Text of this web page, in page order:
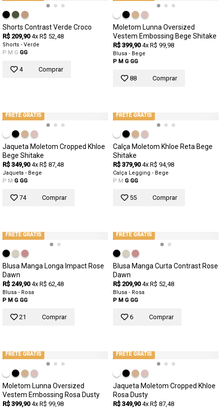
Shorts Contrast Verde Croco
R$ 209,90 4x R$ 52,48
Shorts - Verde
P M G GG
4 Comprar
Moletom Lunna Oversized
Vestem Embossing Bege Shitake
R$ 399,90 4x R$ 99,98
Blusa - Bege
P M G GG
88 Comprar
FRETE GRÁTIS
Jaqueta Moletom Cropped Khloe
Bege Shitake
R$ 349,90 4x R$ 87,48
Jaqueta - Bege
P M G GG
74 Comprar
FRETE GRÁTIS
Calça Moletom Khloe Reta Bege
Shitake
R$ 379,90 4x R$ 94,98
Calça Legging - Bege
P M G GG
55 Comprar
FRETE GRÁTIS
Blusa Manga Longa Impact Rose
Dawn
R$ 249,90 4x R$ 62,48
Blusa - Rosa
P M G GG
21 Comprar
FRETE GRÁTIS
Blusa Manga Curta Contrast Rose
Dawn
R$ 209,90 4x R$ 52,48
Blusa - Rosa
P M G GG
6 Comprar
FRETE GRÁTIS
Moletom Lunna Oversized
Vestem Embossing Rosa Dusty
R$ 399,90 4x R$ 99,98
FRETE GRÁTIS
Jaqueta Moletom Cropped Khloe
Rosa Dusty
R$ 349,90 4x R$ 87,48